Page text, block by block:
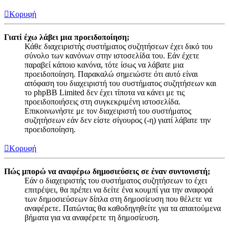
Κορυφή
Γιατί έχω λάβει μια προειδοποίηση;
Κάθε διαχειριστής συστήματος συζητήσεων έχει δικό του
σύνολο των κανόνων στην ιστοσελίδα του. Εάν έχετε
παραβεί κάποιο κανόνα, τότε ίσως να λάβατε μια
προειδοποίηση. Παρακαλώ σημειώστε ότι αυτό είναι
απόφαση του διαχειριστή του συστήματος συζητήσεων και
το phpBB Limited δεν έχει τίποτα να κάνει με τις
προειδοποιήσεις στη συγκεκριμένη ιστοσελίδα.
Επικοινωνήστε με τον διαχειριστή του συστήματος
συζητήσεων εάν δεν είστε σίγουρος (-η) γιατί λάβατε την
προειδοποίηση.
Κορυφή
Πώς μπορώ να αναφέρω δημοσιεύσεις σε έναν συντονιστή;
Εάν ο διαχειριστής του συστήματος συζητήσεων το έχει
επιτρέψει, θα πρέπει να δείτε ένα κουμπί για την αναφορά
των δημοσιεύσεων δίπλα στη δημοσίευση που θέλετε να
αναφέρετε. Πατώντας θα καθοδηγηθείτε για τα απαιτούμενα
βήματα για να αναφέρετε τη δημοσίευση.